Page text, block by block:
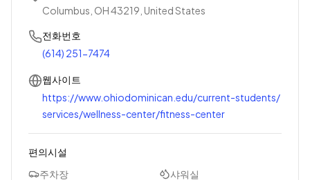
Columbus, OH 43219, United States
전화번호
(614) 251-7474
웹사이트
https://www.ohiodominican.edu/current-students/
services/wellness-center/fitness-center
편의시설
주차장
샤워실